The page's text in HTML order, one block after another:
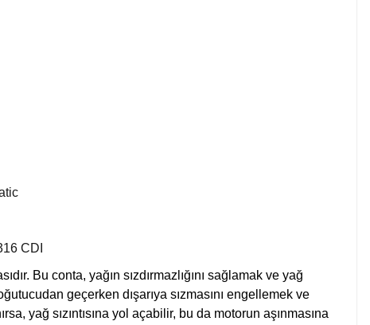
CDI
Bu conta, yağın sızdırmazlığını sağlamak ve yağ
geçerken dışarıya sızmasını engellemek ve
yağ sızıntısına yol açabilir, bu da motorun aşınmasına